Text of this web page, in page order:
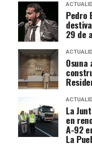
Pedro
29 de
Osuna
La
en
A-92
La